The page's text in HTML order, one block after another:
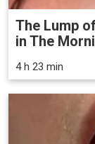
The Lump
in The
4 h 23 min